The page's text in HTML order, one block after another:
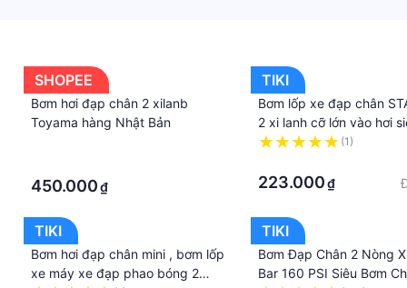
SHOPEE
Bơm hơi đạp chân 2 xilanb
Toyama hàng Nhật Bản
450.000₫
TIKI
Bơm lốp xe đạp chân
2 xi lanh cỡ lớn vào hơi
nhanh
(1)
223.000₫
TIKI
Bơm hơi đạp chân mini , bơm lốp
xe máy xe đạp phao bóng 2
TIKI
Bơm Đạp Chân 2 Nòng
Bar 160 PSI Siêu Bơm